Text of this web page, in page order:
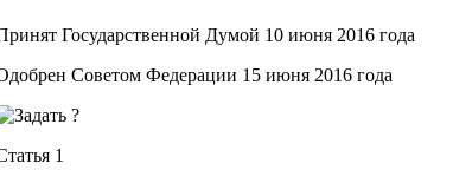
Государственной Думой 10 июня 2016 года
Советом Федерации 15 июня 2016 года
1